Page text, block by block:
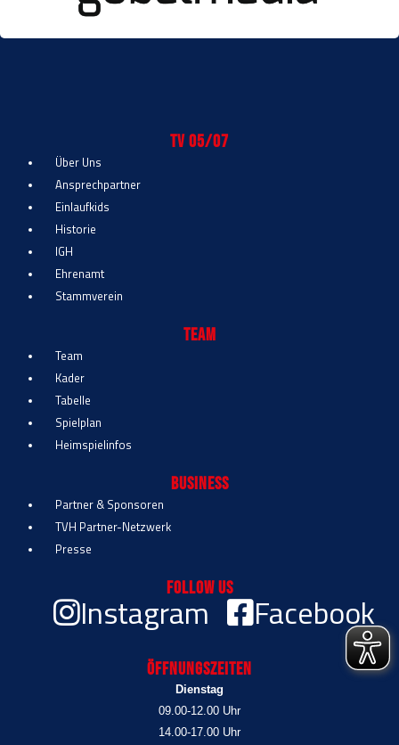
TV 05/07
Über Uns
Ansprechpartner
Einlaufkids
Historie
IGH
Ehrenamt
Stammverein
Team
Team
Kader
Tabelle
Spielplan
Heimspielinfos
Business
Partner & Sponsoren
TVH Partner-Netzwerk
Presse
Follow Us
Instagram Facebook
Öffnungszeiten
Dienstag
09.00-12.00 Uhr
14.00-17.00 Uhr